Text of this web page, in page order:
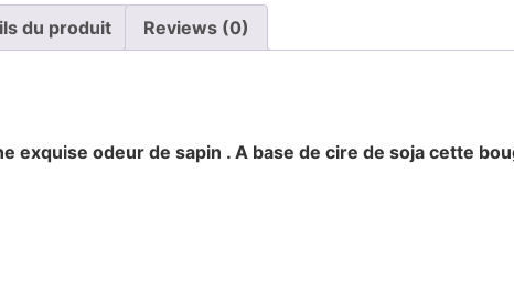
du produit Reviews (0)
exquise odeur de sapin . A base de cire de soja cette